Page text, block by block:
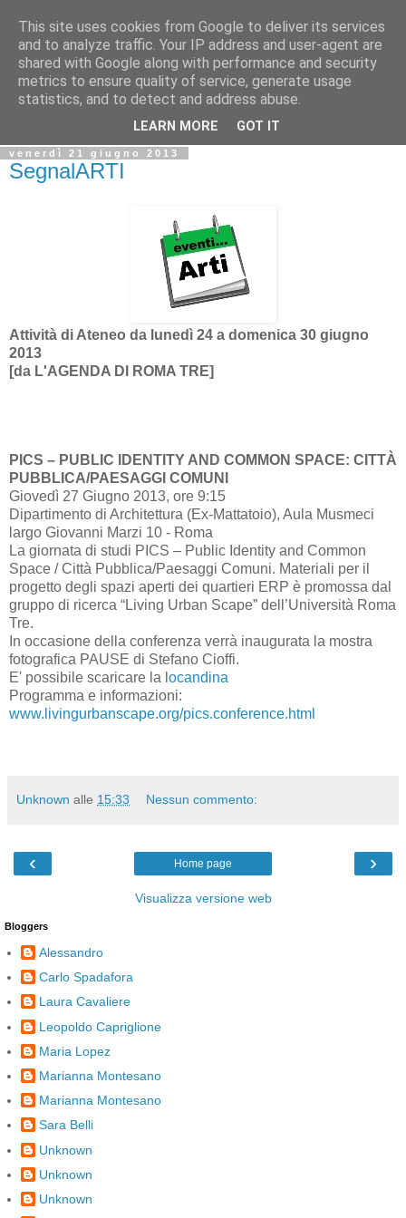
Biblio@rti in
Il Blog della Biblioteca di Area delle arti per condividere
informazioni iniziative incontri
venerdì 21 giugno 2013
SegnalARTI
Attività di Ateneo da lunedì 24 a domenica 30 giugno
2013
[da L'AGENDA DI ROMA TRE]
PICS – PUBLIC IDENTITY AND COMMON SPACE: CITTÀ
PUBBLICA/PAESAGGI COMUNI
Giovedì 27 Giugno 2013, ore 9:15
Dipartimento di Architettura (Ex-Mattatoio), Aula Musmeci
largo Giovanni Marzi 10 - Roma
La giornata di studi PICS – Public Identity and Common
Space / Città Pubblica/Paesaggi Comuni. Materiali per il
progetto degli spazi aperti dei quartieri ERP è promossa dal
gruppo di ricerca “Living Urban Scape” dell’Università Roma
Tre.
In occasione della conferenza verrà inaugurata la mostra
fotografica PAUSE di Stefano Cioffi.
E' possibile scaricare la l ocandina
Programma e informazioni:
www.livingurbanscape.org/pics.conference.html
Unknown alle 15:33 Nessun commento:
‹ ›
Home page
Visualizza versione web
Bloggers
Alessandro
Carlo Spadafora
Laura Cavaliere
Leopoldo Capriglione
Maria Lopez
Marianna Montesano
Marianna Montesano
Sara Belli
Unknown
Unknown
Unknown
This site uses cookies from Google to deliver its services
and to analyze traffic. Your IP address and user-agent are
shared with Google along with performance and security
metrics to ensure quality of service, generate usage
statistics, and to detect and address abuse.
LEARN MORE GOT IT